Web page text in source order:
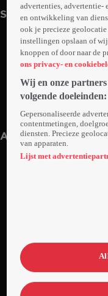
Seizoen 1
45min
Anderen kijken ook
advertenties, advertentie-
en ontwikkeling van
ook je precieze
instellingen opslaan of
knoppen of door naar de
ons privacy- en
Wij en onze
volgende doeleinden:
Gepersonaliseerde
contentmetingen,
diensten. Precieze
van apparaten.
Lijst met